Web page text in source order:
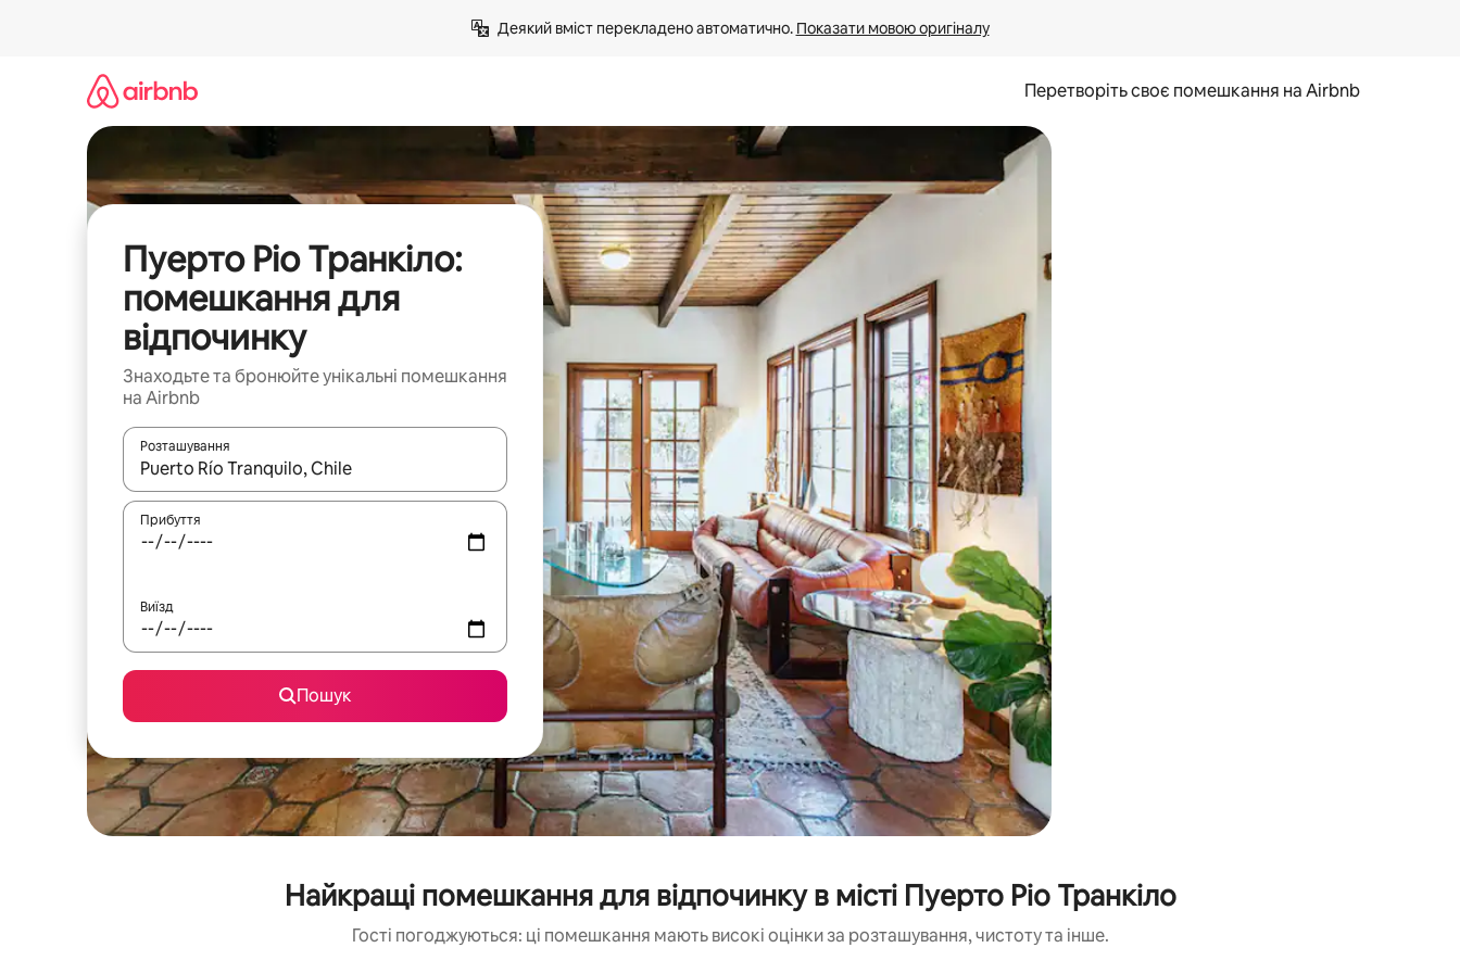
Деякий вміст перекладено автоматично. Показати мовою оригіналу
Перетворіть своє помешкання на Airbnb
Пуерто Ріо Транкіло:
помешкання для
відпочинку
Знаходьте та бронюйте унікальні помешкання
на Airbnb
Розташування
Отримавши результати пошуку, використовуйте для навігації сторінкою клавіші зі стрілками вгору та вниз або жести дотику та гортання.
Прибуття
Виїзд
Пошук
Найкращі помешкання для відпочинку в місті Пуерто Ріо Транкіло
Гості погоджуються: ці помешкання мають високі оцінки за розташування, чистоту та інше.